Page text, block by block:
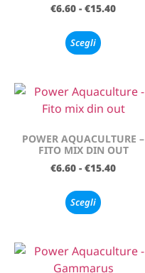
€6.60 - €15.40
Scegli
POWER AQUACULTURE –
FITO MIX DIN OUT
€6.60 - €15.40
Scegli